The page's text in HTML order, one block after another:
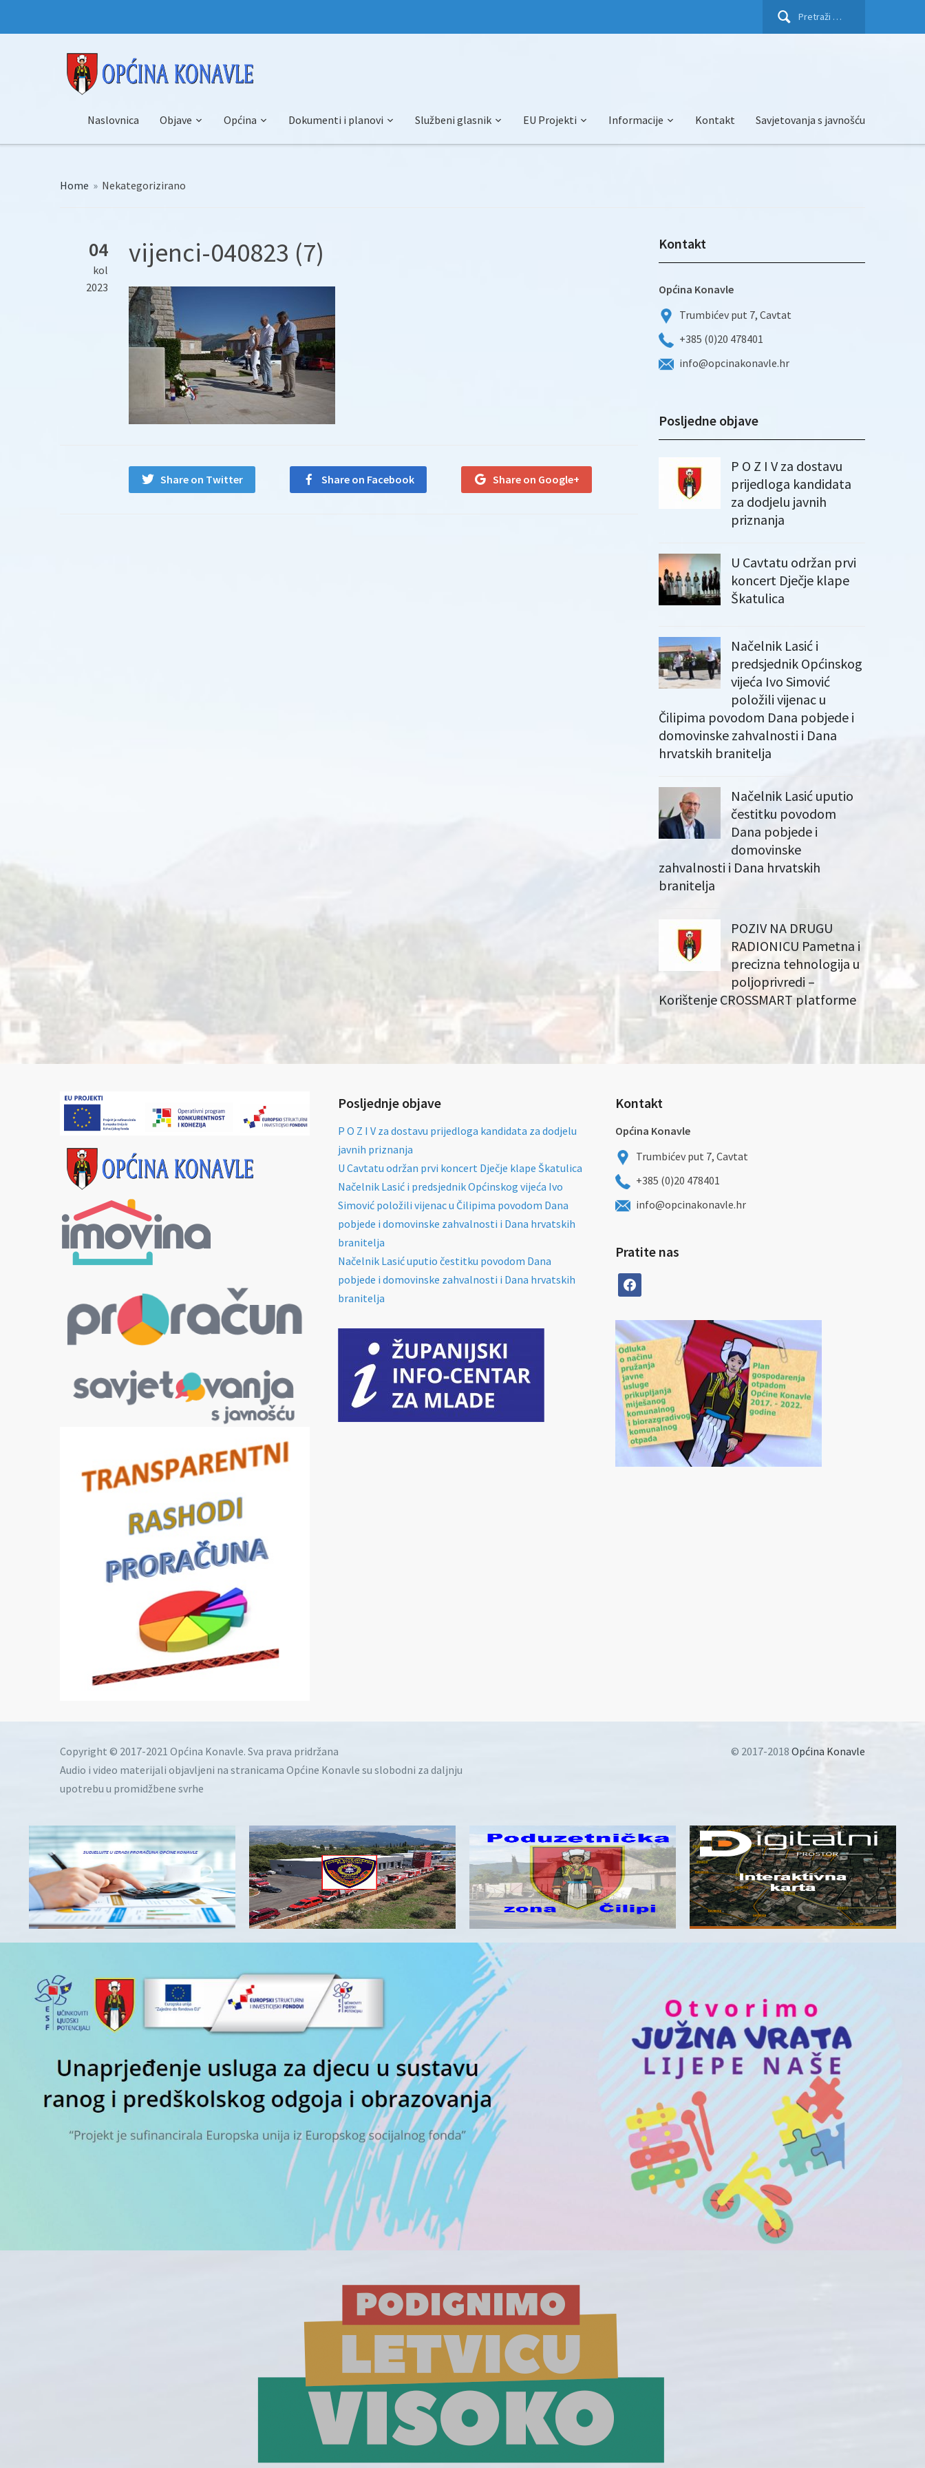
Pretraži:
Naslovnica Objave Općina Dokumenti i planovi Službeni glasnik EU Projekti Informacije Kontakt Savjetovanja s javnošću
Home » Nekategorizirano
04
kol
2023
vijenci-040823 (7)
Share on Twitter Share on Facebook Share on Google+
Kontakt
Općina Konavle
Trumbićev put 7, Cavtat
+385 (0)20 478401
info@opcinakonavle.hr
Posljedne objave
P O Z I V za dostavu
prijedloga kandidata
za dodjelu javnih
priznanja
U Cavtatu održan prvi
koncert Dječje klape
Škatulica
Načelnik Lasić i
predsjednik Općinskog
vijeća Ivo Simović
položili vijenac u
Čilipima povodom Dana pobjede i
domovinske zahvalnosti i Dana
hrvatskih branitelja
Načelnik Lasić uputio
čestitku povodom
Dana pobjede i
domovinske
zahvalnosti i Dana hrvatskih
branitelja
POZIV NA DRUGU
RADIONICU Pametna i
precizna tehnologija u
poljoprivredi –
Korištenje CROSSMART platforme
Posljednje objave
P O Z I V za dostavu prijedloga kandidata za dodjelu
javnih priznanja
U Cavtatu održan prvi koncert Dječje klape Škatulica
Načelnik Lasić i predsjednik Općinskog vijeća Ivo
Simović položili vijenac u Čilipima povodom Dana
pobjede i domovinske zahvalnosti i Dana hrvatskih
branitelja
Načelnik Lasić uputio čestitku povodom Dana
pobjede i domovinske zahvalnosti i Dana hrvatskih
branitelja
Kontakt
Općina Konavle
Trumbićev put 7, Cavtat
+385 (0)20 478401
info@opcinakonavle.hr
Pratite nas
facebook
Copyright © 2017-2021 Općina Konavle. Sva prava pridržana
Audio i video materijali objavljeni na stranicama Općine Konavle su slobodni za daljnju
upotrebu u promidžbene svrhe
© 2017-2018 Općina Konavle